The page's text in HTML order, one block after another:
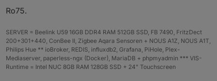
Ro75.
SERVER = Beelink U59 16GB DDR4 RAM 512GB SSD, FB 7490, FritzDect
200+301+440, ConBee II, Zigbee Aqara Sensoren + NOUS A1Z, NOUS A1T,
Philips Hue ** ioBroker, REDIS, influxdb2, Grafana, PiHole, Plex-
Mediaserver, paperless-ngx (Docker), MariaDB + phpmyadmin *** VIS-
Runtime = Intel NUC 8GB RAM 128GB SSD + 24" Touchscreen